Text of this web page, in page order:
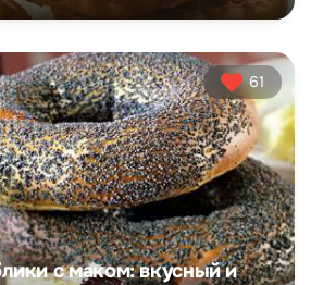
61
с маком: вкусный и